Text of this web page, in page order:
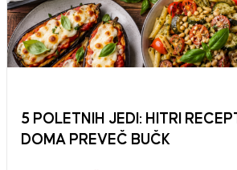
5 POLETNIH JEDI: HITRI
DOMA PREVEČ BUČK